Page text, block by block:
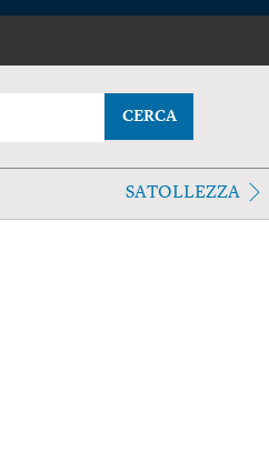
CERCA
SATOLLEZZA